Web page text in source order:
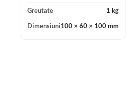
Greutate
1 kg
Dimensiuni100 × 60 × 100 mm